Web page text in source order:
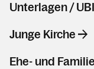
Unterlagen / UBI
Junge Kirche
Ehe- und